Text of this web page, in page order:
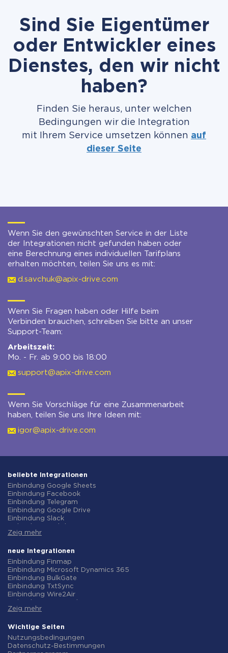
Sind Sie Eigentümer
oder Entwickler eines
Dienstes, den wir nicht
haben?
Finden Sie heraus, unter welchen
Bedingungen wir die Integration
mit Ihrem Service umsetzen können auf
dieser Seite
Wenn Sie den gewünschten Service in der Liste
der Integrationen nicht gefunden haben oder
eine Berechnung eines individuellen Tarifplans
erhalten möchten, teilen Sie uns es mit:
d.savchuk@apix-drive.com
Wenn Sie Fragen haben oder Hilfe beim
Verbinden brauchen, schreiben Sie bitte an unser
Support-Team:
Arbeitszeit:
Mo. - Fr. ab 9:00 bis 18:00
support@apix-drive.com
Wenn Sie Vorschläge für eine Zusammenarbeit
haben, teilen Sie uns Ihre Ideen mit:
igor@apix-drive.com
beliebte Integrationen
Einbindung Google Sheets
Einbindung Facebook
Einbindung Telegram
Einbindung Google Drive
Einbindung Slack
Einbindung Gmail
Einbindung ClickUp
Einbindung Airtable
Einbindung Google Contacts
Einbindung OpenAI (ChatGPT)
Einbindung Instagram
Einbindung ActiveCampaign
Einbindung Typeform
Einbindung Salesforce CRM
Einbindung Notion
Einbindung AWeber
Einbindung Asana
Zeig mehr
neue Integrationen
Einbindung Finmap
Einbindung Microsoft Dynamics 365
Einbindung BulkGate
Einbindung TxtSync
Einbindung Wire2Air
Einbindung Infobip
Einbindung AtomPark
Einbindung TXTImpact
Einbindung Campaign Monitor
Einbindung CM.com
Zeig mehr
Wichtige Seiten
Nutzungsbedingungen
Datenschutz-Bestimmungen